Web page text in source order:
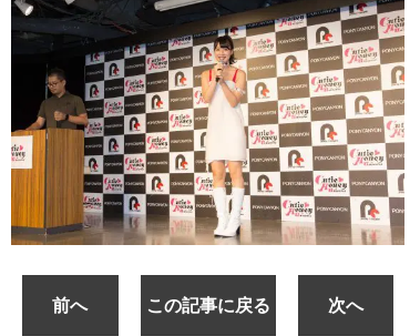
前へ この記事に戻る 次へ